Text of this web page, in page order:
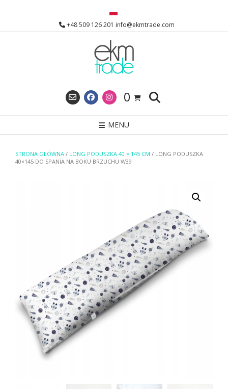
+48 509 126 201 info@ekmtrade.com
0
MENU
STRONA GŁÓWNA / LONG PODUSZKA 40 × 145 CM / LONG PODUSZKA
40×145 DO SPANIA NA BOKU BRZUCHU W39